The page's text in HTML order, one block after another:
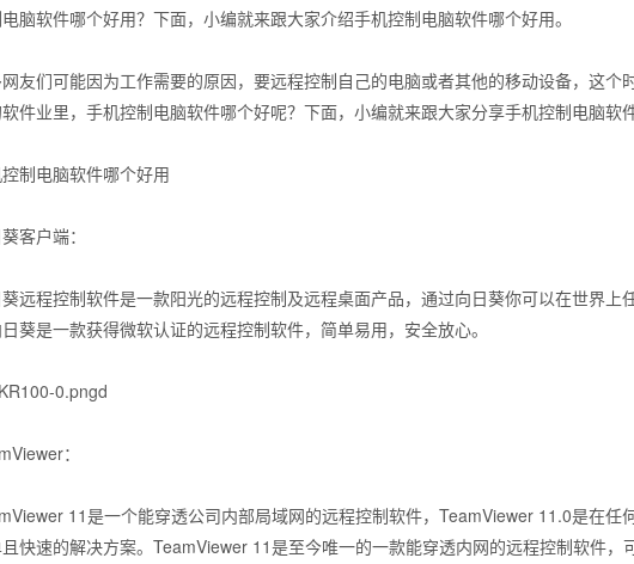
脑软件哪个好用？下面，小编就来跟大家介绍手机控制电脑软件哪个好用。
们可能因为工作需要的原因，要远程控制自己的电脑或者其他的移动设备，这个
件业里，手机控制电脑软件哪个好呢？下面，小编就来跟大家分享手机控制电脑软
电脑软件哪个好用
户端：
程控制软件是一款阳光的远程控制及远程桌面产品，通过向日葵你可以在世界上
葵是一款获得微软认证的远程控制软件，简单易用，安全放心。
0.pngd
：
11是一个能穿透公司内部局域网的远程控制软件，TeamViewer 11.0是在任
快速的解决方案。TeamViewer 11是至今唯一的一款能穿透内网的远程控制软件